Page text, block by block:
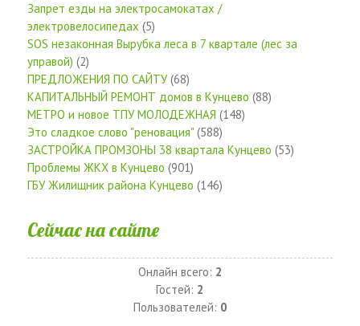
Запрет езды на электросамокатах /
электровелосипедах (5)
SOS незаконная Вырубка леса в 7 квартале (лес за
управой) (2)
ПРЕДЛОЖЕНИЯ ПО САЙТУ(68)
КАПИТАЛЬНЫЙ РЕМОНТ домов в Кунцево (88)
МЕТРО и новое ТПУ МОЛОДЕЖНАЯ (148)
Это сладкое слово "реновация" (588)
ЗАСТРОЙКА ПРОМЗОНЫ 38 квартала Кунцево (53)
Проблемы ЖКХ в Кунцево (901)
ГБУ Жилищник района Кунцево (146)
Сейчас на сайте
Онлайн всего: 2
Гостей: 2
Пользователей: 0